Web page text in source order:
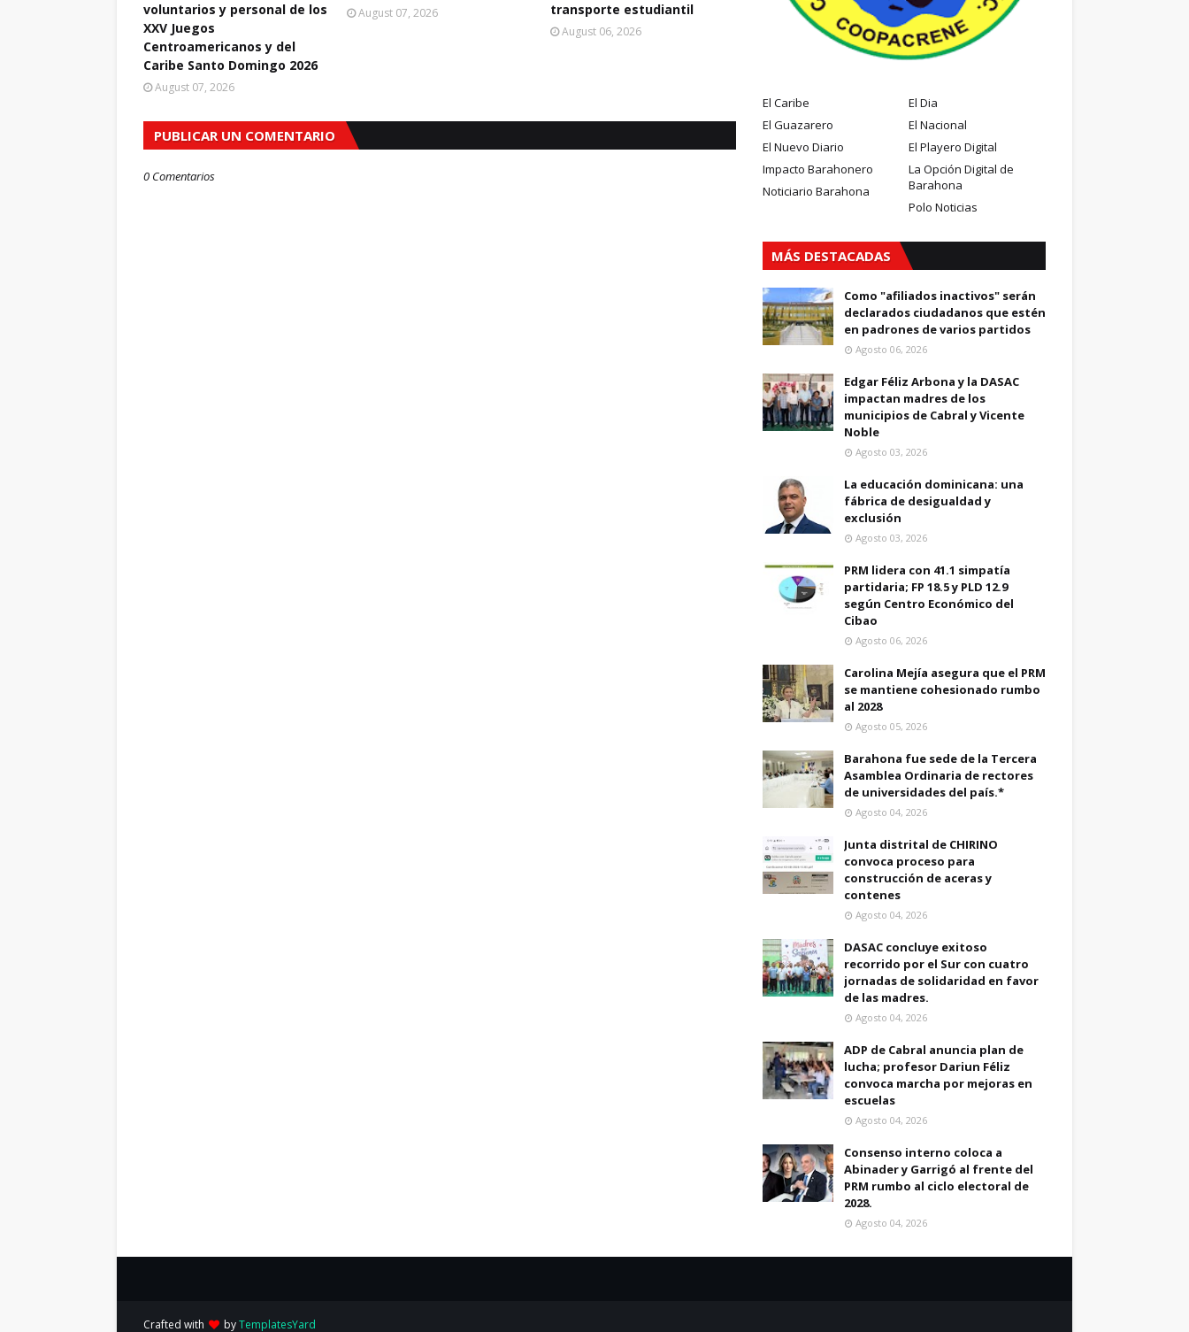
voluntarios y personal de los
XXV Juegos
Centroamericanos y del
Caribe Santo Domingo 2026
August 07, 2026
August 07, 2026
transporte estudiantil
August 06, 2026
PUBLICAR UN COMENTARIO
0 Comentarios
El Caribe
El Dia
El Guazarero
El Nacional
El Nuevo Diario
El Playero Digital
Impacto Barahonero
La Opción Digital de
Barahona
Noticiario Barahona
Polo Noticias
MÁS DESTACADAS
Como "afiliados inactivos" serán
declarados ciudadanos que estén
en padrones de varios partidos
Agosto 06, 2026
Edgar Féliz Arbona y la DASAC
impactan madres de los
municipios de Cabral y Vicente
Noble
Agosto 03, 2026
La educación dominicana: una
fábrica de desigualdad y
exclusión
Agosto 03, 2026
PRM lidera con 41.1 simpatía
partidaria; FP 18.5 y PLD 12.9
según Centro Económico del
Cibao
Agosto 06, 2026
Carolina Mejía asegura que el PRM
se mantiene cohesionado rumbo
al 2028
Agosto 05, 2026
Barahona fue sede de la Tercera
Asamblea Ordinaria de rectores
de universidades del país.*
Agosto 04, 2026
Junta distrital de CHIRINO
convoca proceso para
construcción de aceras y
contenes
Agosto 04, 2026
DASAC concluye exitoso
recorrido por el Sur con cuatro
jornadas de solidaridad en favor
de las madres.
Agosto 04, 2026
ADP de Cabral anuncia plan de
lucha; profesor Dariun Féliz
convoca marcha por mejoras en
escuelas
Agosto 04, 2026
Consenso interno coloca a
Abinader y Garrigó al frente del
PRM rumbo al ciclo electoral de
2028.
Agosto 04, 2026
Crafted with byTemplatesYard